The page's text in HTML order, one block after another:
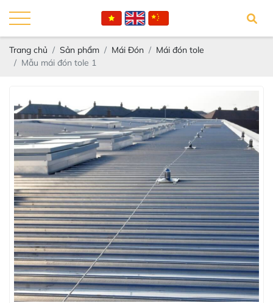
Trang chủ Sản phẩm Mái Đón
Mái đón tole
Mẫu mái đón tole 1